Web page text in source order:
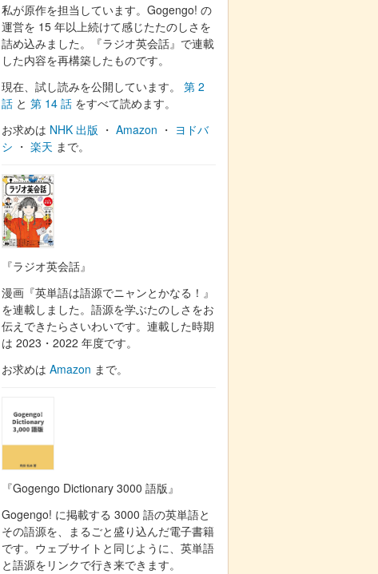
私が原作を担当しています。Gogengo! の
運営を 15 年以上続けて感じたたのしさを
詰め込みました。『ラジオ英会話』で連載
した内容を再構築したものです。
現在、試し読みを公開しています。 第 2
話 と 第 14 話 をすべて読めます。
お求めは NHK 出版 ・ Amazon ・ ヨドバ
シ ・ 楽天 まで。
『ラジオ英会話』
漫画『英単語は語源でニャンとかなる！』
を連載しました。語源を学ぶたのしさをお
伝えできたらさいわいです。連載した時期
は 2023・2022 年度です。
お求めは Amazon まで。
『Gogengo Dictionary 3000 語版』
Gogengo! に掲載する 3000 語の英単語と
その語源を、まるごと盛り込んだ電子書籍
です。ウェブサイトと同じように、英単語
と語源をリンクで行き来できます。